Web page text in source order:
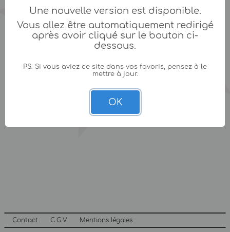
Contact C.G.V Mentions légales
Une nouvelle version est disponible.
Vous allez être automatiquement redirigé
après avoir cliqué sur le bouton ci-
dessous.
PS: Si vous aviez ce site dans vos favoris, pensez à le
mettre à jour.
OK